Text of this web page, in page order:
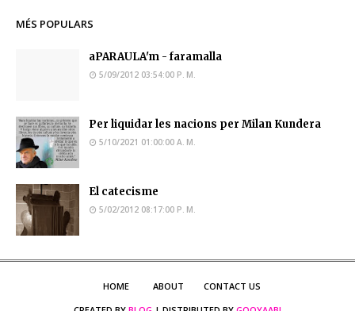
MÉS POPULARS
aPARAULA'm - faramalla
5/09/2012 03:54:00 P. M.
Per liquidar les nacions per Milan Kundera
5/10/2021 01:00:00 A. M.
El catecisme
5/02/2012 08:17:00 P. M.
HOME ABOUT
CONTACT US